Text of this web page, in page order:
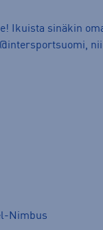
Ikuista sinäkin
Nimbus